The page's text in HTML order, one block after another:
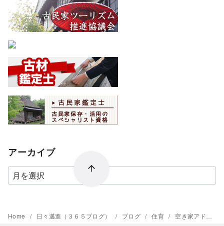
アーカイブ
ア
ー
イ
Home 日々邁進（３６５ブログ） ブログ 住育 空き家アドバイザー協議会の基